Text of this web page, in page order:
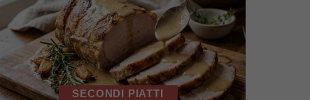
SECONDI PIATTI